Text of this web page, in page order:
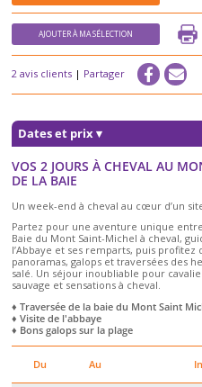
AJOUTER À MA SÉLECTION
2 avis clients | Partager
Dates et prix▾
VOS 2 JOURS À CHEVAL AU
DE LA BAIE
Un week-end à cheval au cœur d’un
Partez pour une aventure unique
Baie du Mont Saint-Michel à cheval,
l’Abbaye et ses remparts, puis
panoramas, galops et traversées des
salé. Un séjour inoubliable pour
sauvage et sensations à cheval.
♦ Traversée de la baie du Mont Saint
♦ Visite de l'abbaye
♦ Bons galops sur la plage
Du Au